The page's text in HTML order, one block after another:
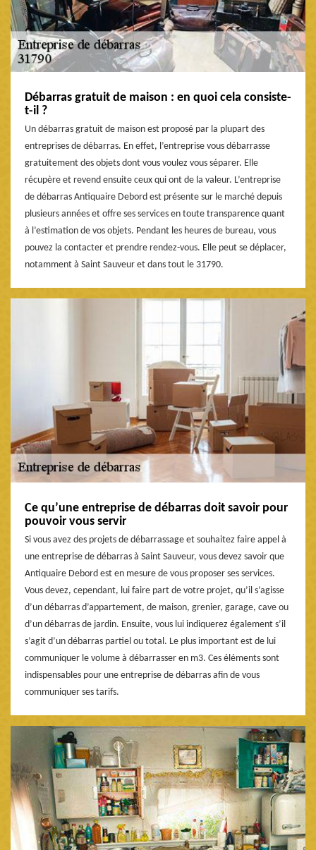
Débarras gratuit de maison : en quoi cela consiste-
t-il ?
Un débarras gratuit de maison est proposé par la plupart des
entreprises de débarras. En effet, l’entreprise vous débarrasse
gratuitement des objets dont vous voulez vous séparer. Elle
récupère et revend ensuite ceux qui ont de la valeur. L’entreprise
de débarras Antiquaire Debord est présente sur le marché depuis
plusieurs années et offre ses services en toute transparence quant
à l’estimation de vos objets. Pendant les heures de bureau, vous
pouvez la contacter et prendre rendez-vous. Elle peut se déplacer,
notamment à Saint Sauveur et dans tout le 31790.
Ce qu’une entreprise de débarras doit savoir pour
pouvoir vous servir
Si vous avez des projets de débarrassage et souhaitez faire appel à
une entreprise de débarras à Saint Sauveur, vous devez savoir que
Antiquaire Debord est en mesure de vous proposer ses services.
Vous devez, cependant, lui faire part de votre projet, qu’il s’agisse
d’un débarras d’appartement, de maison, grenier, garage, cave ou
d’un débarras de jardin. Ensuite, vous lui indiquerez également s’il
s’agit d’un débarras partiel ou total. Le plus important est de lui
communiquer le volume à débarrasser en m3. Ces éléments sont
indispensables pour une entreprise de débarras afin de vous
communiquer ses tarifs.